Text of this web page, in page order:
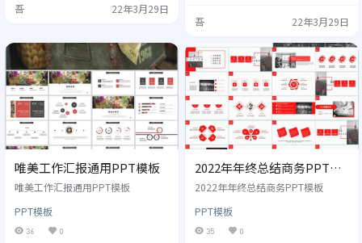
吾 22年3月29日
吾 22年3月29日
唯美工作汇报通用PPT模板
唯美工作汇报通用PPT模板
PPT模板
36 0
2022年年终总结商务PPT模
板
2022年年终总结商务PPT模板
PPT模板
35 0